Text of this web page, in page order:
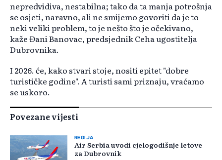
nepredvidiva, nestabilna; tako da ta manja potrošnja
se osjeti, naravno, ali ne smijemo govoriti da je to
neki veliki problem, to je nešto što je očekivano,
kaže Đani Banovac, predsjednik Ceha ugostitelja
Dubrovnika.
I 2026. će, kako stvari stoje, nositi epitet "dobre
turističke godine". A turisti sami priznaju, vraćamo
se uskoro.
Povezane vijesti
REGIJA
Air Serbia uvodi cjelogodišnje letove
za Dubrovnik